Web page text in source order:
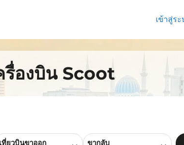
เข้าสู่ระ
รื่องบิน Scoot
เที่ยวบินขาออก
ขากลับ